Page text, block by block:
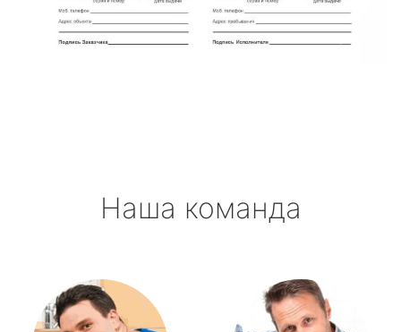
Наша команда